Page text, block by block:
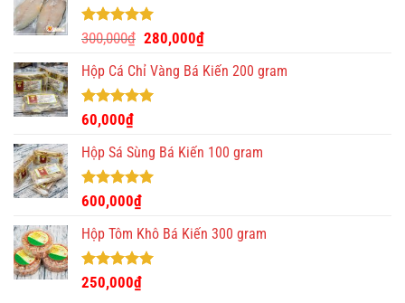
Được xếp
hạng
5.00
5 sao
300,000₫ Giá
là:
300,000₫.
280,000₫Giá
tại
Hộp Cá Chỉ Vàng Bá Kiến 200 gram
Được xếp
hạng
5.00
5 sao
60,000₫
Hộp Sá Sùng Bá Kiến 100 gram
Được xếp
hạng
5.00
5 sao
600,000₫
Hộp Tôm Khô Bá Kiến 300 gram
Được xếp
hạng
5.00
250,000₫